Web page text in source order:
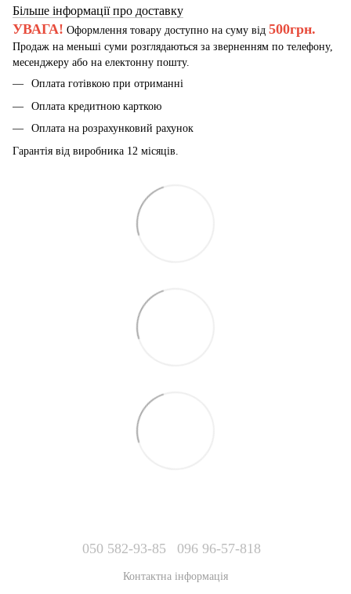
Більше інформації про доставку
УВАГА! Оформлення товару доступно на суму від 500грн.
Продаж на меньші суми розглядаються за зверненням по телефону,
месенджеру або на електонну пошту.
Оплата готівкою при отриманні
Оплата кредитною карткою
Оплата на розрахунковий рахунок
Гарантія від виробника 12 місяців.
050 582-93-85 096 96-57-818
Контактна інформація